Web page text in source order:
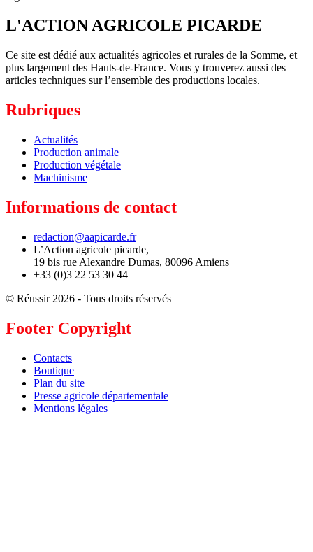
L'ACTION AGRICOLE PICARDE
Ce site est dédié aux actualités agricoles et rurales de la Somme, et
plus largement des Hauts-de-France. Vous y trouverez aussi des
articles techniques sur l’ensemble des productions locales.
Rubriques
Actualités
Production animale
Production végétale
Machinisme
Informations de contact
redaction@aapicarde.fr
L’Action agricole picarde,
19 bis rue Alexandre Dumas, 80096 Amiens
+33 (0)3 22 53 30 44
© Réussir 2026 - Tous droits réservés
Footer Copyright
Contacts
Boutique
Plan du site
Presse agricole départementale
Mentions légales